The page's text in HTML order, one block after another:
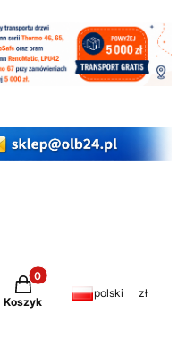
Produkty w koszyku: 0.
Koszyk
polski zł